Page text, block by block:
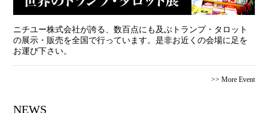
ニチユー株式会社が誇る、数百点にも及ぶトランプ・タロット
の展示・販売を全国で行っています。是非お近くの会場に足を
お運び下さい。
>> More Event
NEWS